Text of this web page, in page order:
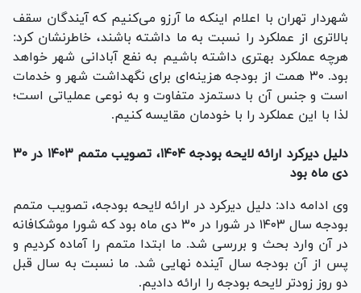
شهردار تهران با اعلام اینکه ما آرزو می‌کنیم که آیندگان سقف
بالاتری از عملکرد را نسبت به ما داشته باشند، خاطرنشان کرد:
هرچه عملکرد بهتری داشته باشیم به نفع آبادانی شهر خواهد
بود. ۳۰ همت از بودجه هزینه‌ای برای نگهداشت شهر و خدمات
است و جنس آن با دستمزد متفاوت و به نوعی عملیاتی است؛
لذا با این عملکرد را با خودمان مقایسه کنیم.
دلیل دیرکرد ارائه لایحه بودجه ۱۴۰۴، تصویب متمم ۱۴۰۳ در ۳۰
دی ماه بود
وی ادامه داد: دلیل دیرکرد در ارائه لایحه بودجه، تصویب متمم
بودجه سال ۱۴۰۳ در شورا در ۳۰ دی ماه بود که شورا موشکافانه
در آن وارد بحث و بررسی شد. ما ابتدا متمم را آماده کردیم و
پس از آن بودجه سال آینده نهایی شد. ما نسبت به سال قبل
دو روز زودتر لایحه بودجه را ارائه دادیم.